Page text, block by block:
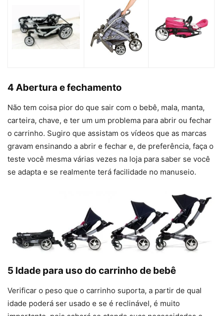
4 Abertura e fechamento
Não tem coisa pior do que sair com o bebê, mala, manta,
carteira, chave, e ter um um problema para abrir ou fechar
o carrinho. Sugiro que assistam os vídeos que as marcas
gravam ensinando a abrir e fechar e, de preferência, faça o
teste você mesma várias vezes na loja para saber se você
se adapta e se realmente terá facilidade no manuseio.
5 Idade para uso do carrinho de bebê
Verificar o peso que o carrinho suporta, a partir de qual
idade poderá ser usado e se é reclinável, é muito